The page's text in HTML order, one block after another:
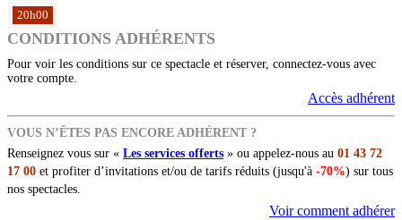
20h00
CONDITIONS ADHÉRENTS
Pour voir les conditions sur ce spectacle et réserver, connectez-vous avec
votre compte.
Accès adhérent
VOUS N’ÊTES PAS ENCORE ADHÉRENT ?
Renseignez vous sur « Les services offerts » ou appelez-nous au 01 43 72
17 00 et profiter d’invitations et/ou de tarifs réduits (jusqu'à -70%) sur tous
nos spectacles.
Voir comment adhérer